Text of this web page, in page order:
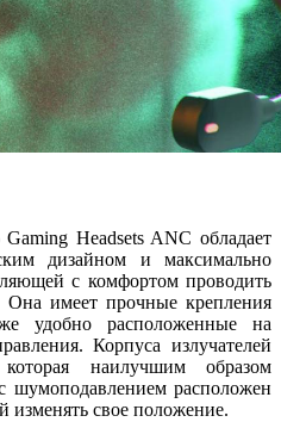
Headsets ANC обладает
дизайном и максимально
с комфортом проводить
Она имеет прочные крепления
удобно расположенные на
Корпуса излучателей
наилучшим образом
шумоподавлением расположен
изменять свое положение.